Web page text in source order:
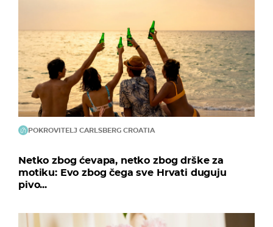
POKROVITELJ CARLSBERG CROATIA
Netko zbog ćevapa, netko zbog drške za
motiku: Evo zbog čega sve Hrvati duguju
pivo...